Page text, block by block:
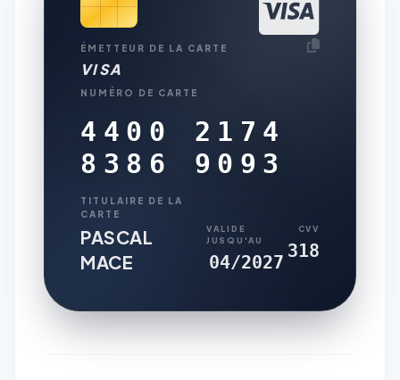
ÉMETTEUR DE LA CARTE
VISA
NUMÉRO DE CARTE
4400 2174
8386 9093
TITULAIRE DE LA
CARTE
PASCAL
MACE
VALIDE
JUSQU'AU
04/2027
CVV
318